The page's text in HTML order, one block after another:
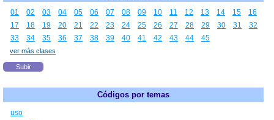
01 02 03 04 05 06 07 08 09 10 11 12 13 14 15
16
17
18 19 20 21 22 23 24 25 26 27 28 29 30 31
32
33
34 35 36 37 38 39 40 41 42 43 44 45
ver más clases
Subir
Códigos por temas
uso